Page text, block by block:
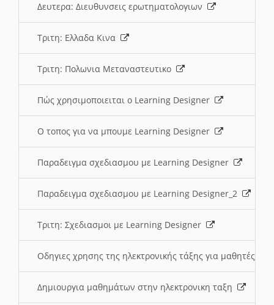
Δευτερα: Διευθυνσεις ερωτηματολογιων
Τριτη: Ελλαδα Κινα
Τριτη: Πολωνια Μεταναστευτικο
Πώς χρησιμοποιειται ο Learning Designer
O τοπος για να μπουμε Learning Designer
Παραδειγμα σχεδιασμου με Learning Designer
Παραδειγμα σχεδιασμου με Learning Designer_2
Τριτη: Σχεδιασμοι με Learning Designer
Οδηγιες χρησης της ηλεκτρονικής τάξης για μαθητές
Δημιουργια μαθημάτων στην ηλεκτρονικη ταξη